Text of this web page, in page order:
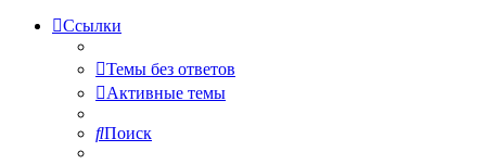
Ссылки
Темы без ответов
Активные темы
Поиск